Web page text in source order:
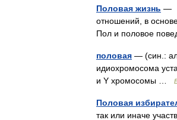
Половая жизнь —
отношений, в
Пол и половое
половая — (син.:
идиохромосома
и Y хромосомы …
Половая
так или иначе